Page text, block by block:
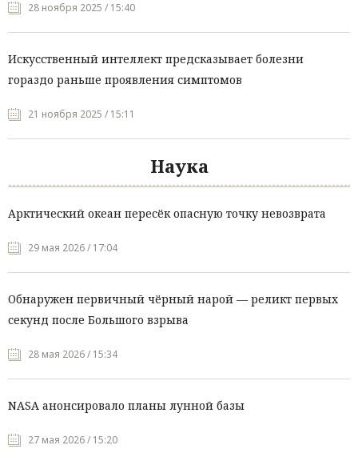
28 ноября 2025 / 15:40
Искусственный интеллект предсказывает болезни
гораздо раньше проявления симптомов
21 ноября 2025 / 15:11
Наука
Арктический океан пересёк опасную точку невозврата
29 мая 2026 / 17:04
Обнаружен первичный чёрный нарой — реликт первых
секунд после Большого взрыва
28 мая 2026 / 15:34
NASA анонсировало планы лунной базы
27 мая 2026 / 15:20